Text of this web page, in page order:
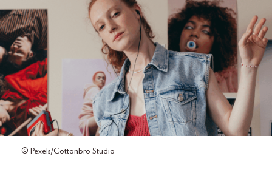
© Pexels/Cottonbro Studio